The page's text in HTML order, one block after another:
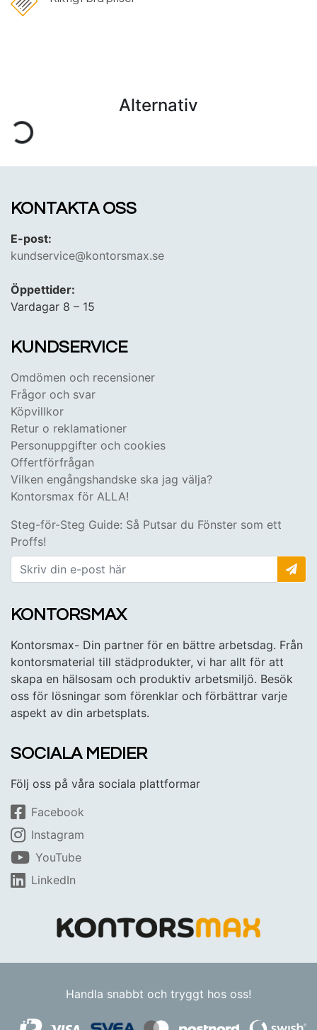
Alternativ
KONTAKTA OSS
E-post:
kundservice@kontorsmax.se
Öppettider:
Vardagar 8 – 15
KUNDSERVICE
Omdömen och recensioner
Frågor och svar
Köpvillkor
Retur o reklamationer
Personuppgifter och cookies
Offertförfrågan
Vilken engångshandske ska jag välja?
Kontorsmax för ALLA!
Steg-för-Steg Guide: Så Putsar du Fönster som ett
Proffs!
KONTORSMAX
Kontorsmax- Din partner för en bättre arbetsdag. Från
kontorsmaterial till städprodukter, vi har allt för att
skapa en hälsosam och produktiv arbetsmiljö. Besök
oss för lösningar som förenklar och förbättrar varje
aspekt av din arbetsplats.
SOCIALA MEDIER
Följ oss på våra sociala plattformar
Facebook
Instagram
YouTube
LinkedIn
Handla snabbt och tryggt hos oss!